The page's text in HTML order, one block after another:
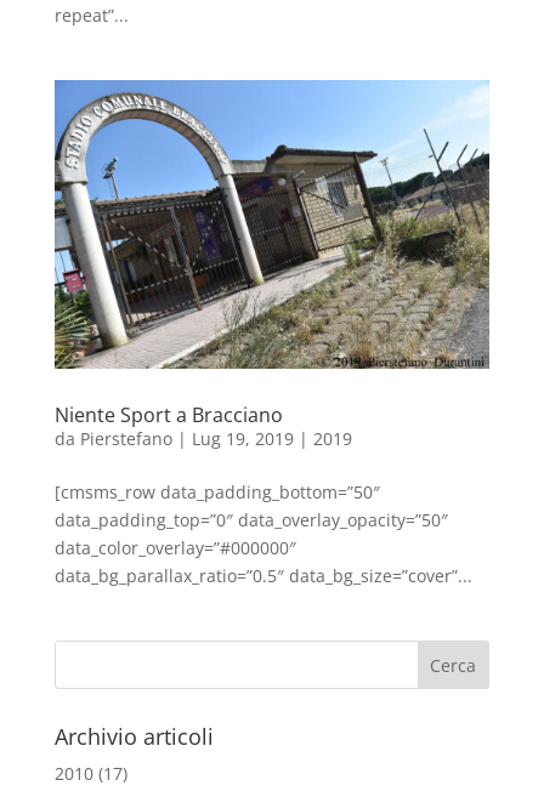
repeat”...
Niente Sport a Bracciano
da Pierstefano| Lug 19, 2019| 2019
[cmsms_row data_padding_bottom=”50″
data_padding_top=”0″ data_overlay_opacity=”50″
data_color_overlay=”#000000″
data_bg_parallax_ratio=”0.5″ data_bg_size=”cover”...
Archivio articoli
2010(17)